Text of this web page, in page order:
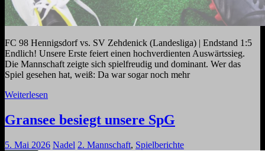
FC 98 Hennigsdorf vs. SV Zehdenick (Landesliga) | Endstand 1:5
Endlich! Unsere Erste feiert einen hochverdienten Auswärtssieg.
Die Mannschaft zeigte sich spielfreudig und dominant. Wer das
Spiel gesehen hat, weiß: Da war sogar noch mehr
Weiterlesen
Gransee besiegt unsere SpG
5. Mai 2026 Nadel 2. Mannschaft, Spielberichte